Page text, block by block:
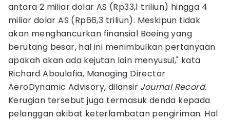
antara 2 miliar dolar AS (Rp33,1 triliun) hingga 4
miliar dolar AS (Rp66,3 triliun). Meskipun tidak
akan menghancurkan finansial Boeing yang
berutang besar, hal ini menimbulkan pertanyaan
apakah akan ada kejutan lain menyusul," kata
Richard Aboulafia, Managing Director
AeroDynamic Advisory, dilansir Journal Record.
Kerugian tersebut juga termasuk denda kepada
pelanggan akibat keterlambatan pengiriman. Hal